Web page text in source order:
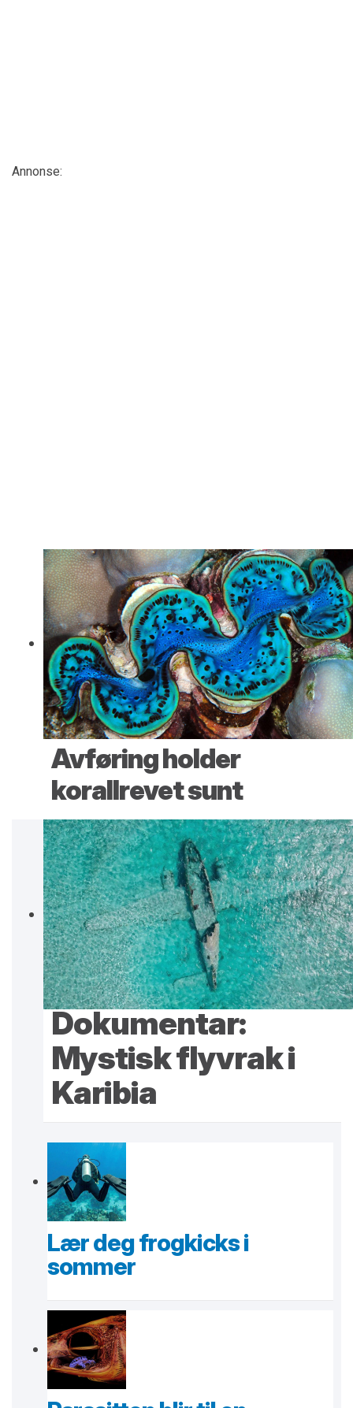
Annonse:
Avføring holder
korallrevet sunt
Dokumentar:
Mystisk flyvrak i
Karibia
Lær deg frogkicks i
sommer